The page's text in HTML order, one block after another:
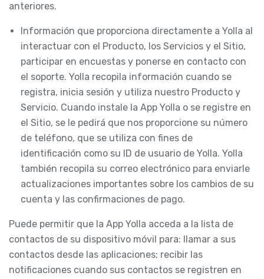
anteriores.
Información que proporciona directamente a Yolla al
interactuar con el Producto, los Servicios y el Sitio,
participar en encuestas y ponerse en contacto con
el soporte. Yolla recopila información cuando se
registra, inicia sesión y utiliza nuestro Producto y
Servicio. Cuando instale la App Yolla o se registre en
el Sitio, se le pedirá que nos proporcione su número
de teléfono, que se utiliza con fines de
identificación como su ID de usuario de Yolla. Yolla
también recopila su correo electrónico para enviarle
actualizaciones importantes sobre los cambios de su
cuenta y las confirmaciones de pago.
Puede permitir que la App Yolla acceda a la lista de
contactos de su dispositivo móvil para: llamar a sus
contactos desde las aplicaciones; recibir las
notificaciones cuando sus contactos se registren en